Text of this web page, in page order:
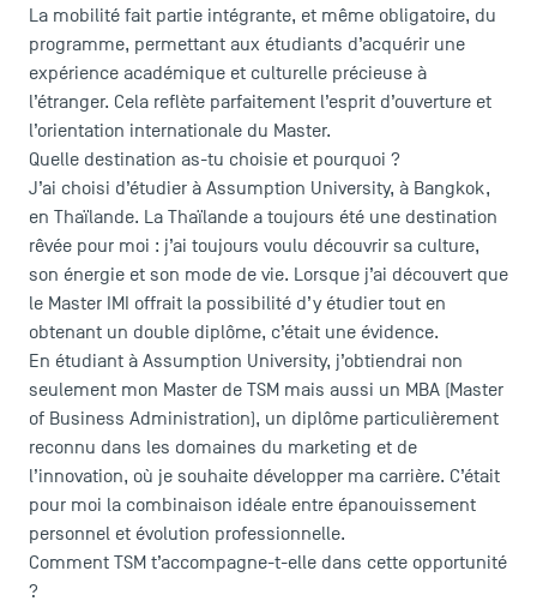
La mobilité fait partie intégrante, et même obligatoire, du
programme, permettant aux étudiants d’acquérir une
expérience académique et culturelle précieuse à
l’étranger. Cela reflète parfaitement l’esprit d’ouverture et
l’orientation internationale du Master.
Quelle destination as-tu choisie et pourquoi ?
J’ai choisi d’étudier à Assumption University, à Bangkok,
en Thaïlande. La Thaïlande a toujours été une destination
rêvée pour moi : j’ai toujours voulu découvrir sa culture,
son énergie et son mode de vie. Lorsque j’ai découvert que
le Master IMI offrait la possibilité d’y étudier tout en
obtenant un double diplôme, c’était une évidence.
En étudiant à Assumption University, j’obtiendrai non
seulement mon Master de TSM mais aussi un MBA (Master
of Business Administration), un diplôme particulièrement
reconnu dans les domaines du marketing et de
l’innovation, où je souhaite développer ma carrière. C’était
pour moi la combinaison idéale entre épanouissement
personnel et évolution professionnelle.
Comment TSM t’accompagne-t-elle dans cette opportunité
?